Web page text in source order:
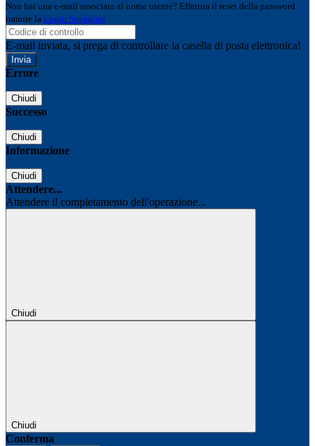
Non hai una e-mail associata al nome utente? Effettua il reset della password
tramite la Login Spaggiari
E-mail inviata, si prega di controllare la casella di posta elettronica!
Errore
Chiudi
Successo
Chiudi
Informazione
Chiudi
Attendere...
Attendere il completamento dell'operazione...
Chiudi
Chiudi
Conferma